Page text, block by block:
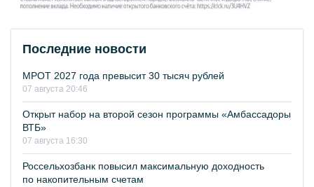
Последние новости
МРОТ 2027 года превысит 30 тысяч рублей
07 августа 20:46
Открыт набор на второй сезон программы «Амбассадоры
ВТБ»
07 августа 16:30
Россельхозбанк повысил максимальную доходность
по накопительным счетам